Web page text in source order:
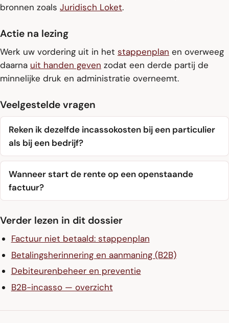
bronnen zoals Juridisch Loket.
Actie na lezing
Werk uw vordering uit in het stappenplan en overweeg
daarna uit handen geven zodat een derde partij de
minnelijke druk en administratie overneemt.
Veelgestelde vragen
Reken ik dezelfde incassokosten bij een particulier
als bij een bedrijf?
Wanneer start de rente op een openstaande
factuur?
Verder lezen in dit dossier
Factuur niet betaald: stappenplan
Betalingsherinnering en aanmaning (B2B)
Debiteurenbeheer en preventie
B2B-incasso — overzicht